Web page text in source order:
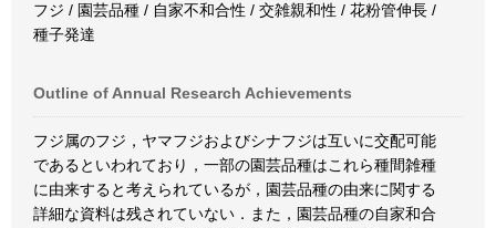
フジ / 園芸品種 / 自家不和合性 / 交雑親和性 / 花粉管伸長 /
種子発達
Outline of Annual Research Achievements
フジ属のフジ，ヤマフジおよびシナフジは互いに交配可能
であるといわれており，一部の園芸品種はこれら種間雑種
に由来すると考えられているが，園芸品種の由来に関する
詳細な資料は残されていない．また，園芸品種の自家和合